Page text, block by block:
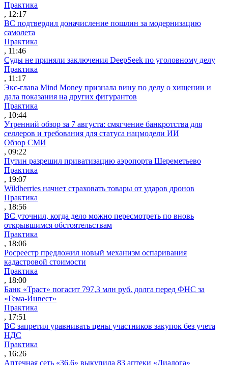
Практика
, 12:17
ВС подтвердил доначисление пошлин за модернизацию
самолета
Практика
, 11:46
Суды не приняли заключения DeepSeek по уголовному делу
Практика
, 11:17
Экс-глава Mind Money признала вину по делу о хищении и
дала показания на других фигурантов
Практика
, 10:44
Утренний обзор за 7 августа: смягчение банкротства для
селлеров и требования для статуса нацмодели ИИ
Обзор СМИ
, 09:22
Путин разрешил приватизацию аэропорта Шереметьево
Практика
, 19:07
Wildberries начнет страховать товары от ударов дронов
Практика
, 18:56
ВС уточнил, когда дело можно пересмотреть по вновь
открывшимся обстоятельствам
Практика
, 18:06
Росреестр предложил новый механизм оспаривания
кадастровой стоимости
Практика
, 18:00
Банк «Траст» погасит 797,3 млн руб. долга перед ФНС за
«Гема-Инвест»
Практика
, 17:51
ВС запретил уравнивать цены участников закупок без учета
НДС
Практика
, 16:26
Аптечная сеть «36,6» выкупила 83 аптеки «Диалога»